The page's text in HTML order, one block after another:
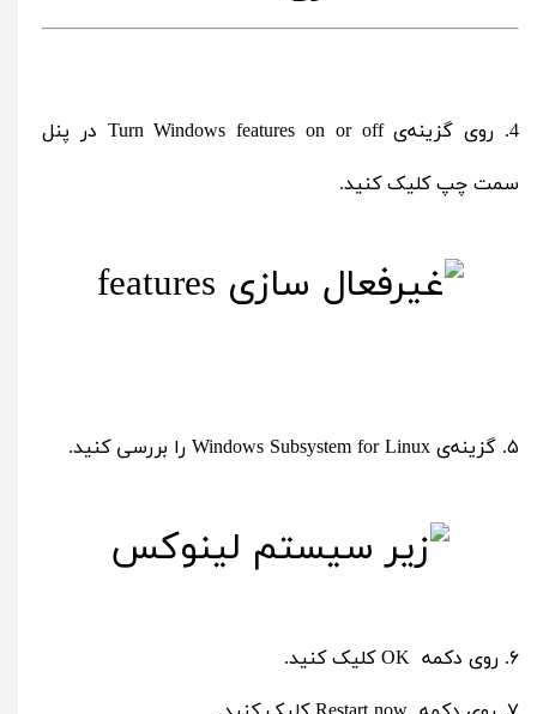
4. روی گزینه‌ی Turn Windows features on or off در پنل
سمت چپ کلیک کنید.
۵. گزینه‌ی Windows Subsystem for Linux را بررسی کنید.
۶. روی دکمه‌ OK کلیک کنید.